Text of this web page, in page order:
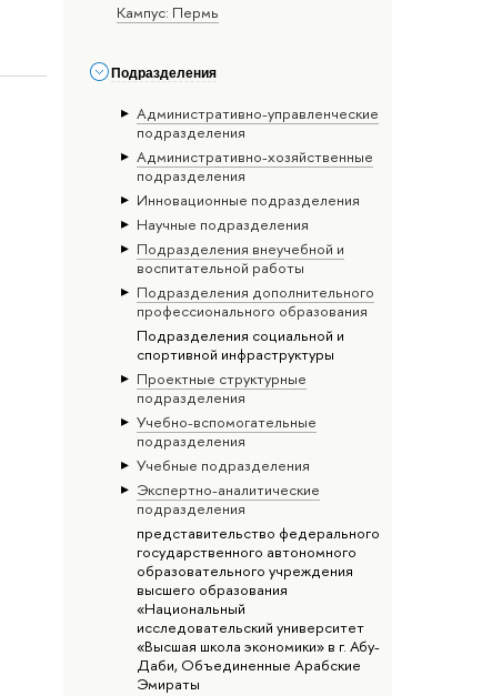
Кампус: Пермь
Подразделения
Административно-управленческие
подразделения
Административно-хозяйственные
подразделения
Инновационные подразделения
Научные подразделения
Подразделения внеучебной и
воспитательной работы
Подразделения дополнительного
профессионального образования
Подразделения социальной и
спортивной инфраструктуры
Проектные структурные
подразделения
Учебно-вспомогательные
подразделения
Учебные подразделения
Экспертно-аналитические
подразделения
представительство федерального
государственного автономного
образовательного учреждения
высшего образования
«Национальный
исследовательский университет
«Высшая школа экономики» в г. Абу-
Даби, Объединенные Арабские
Эмираты